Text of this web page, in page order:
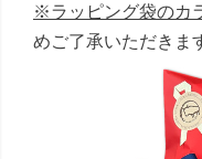
※ラッピング袋のカ
めご了承いただきま